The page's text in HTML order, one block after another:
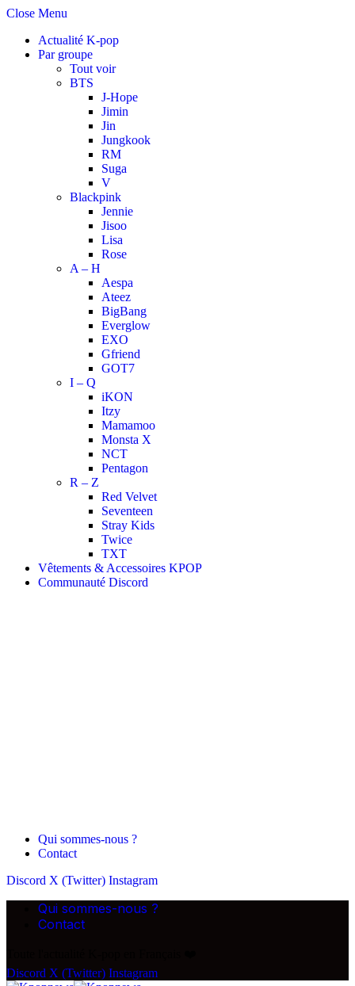
Close Menu
Actualité K-pop
Par groupe
Tout voir
BTS
J-Hope
Jimin
Jin
Jungkook
RM
Suga
V
Blackpink
Jennie
Jisoo
Lisa
Rose
A – H
Aespa
Ateez
BigBang
Everglow
EXO
Gfriend
GOT7
I – Q
iKON
Itzy
Mamamoo
Monsta X
NCT
Pentagon
R – Z
Red Velvet
Seventeen
Stray Kids
Twice
TXT
Vêtements & Accessoires KPOP
Communauté Discord
Qui sommes-nous ?
Contact
Discord X (Twitter) Instagram
Qui sommes-nous ?
Contact
Discord X (Twitter) Instagram